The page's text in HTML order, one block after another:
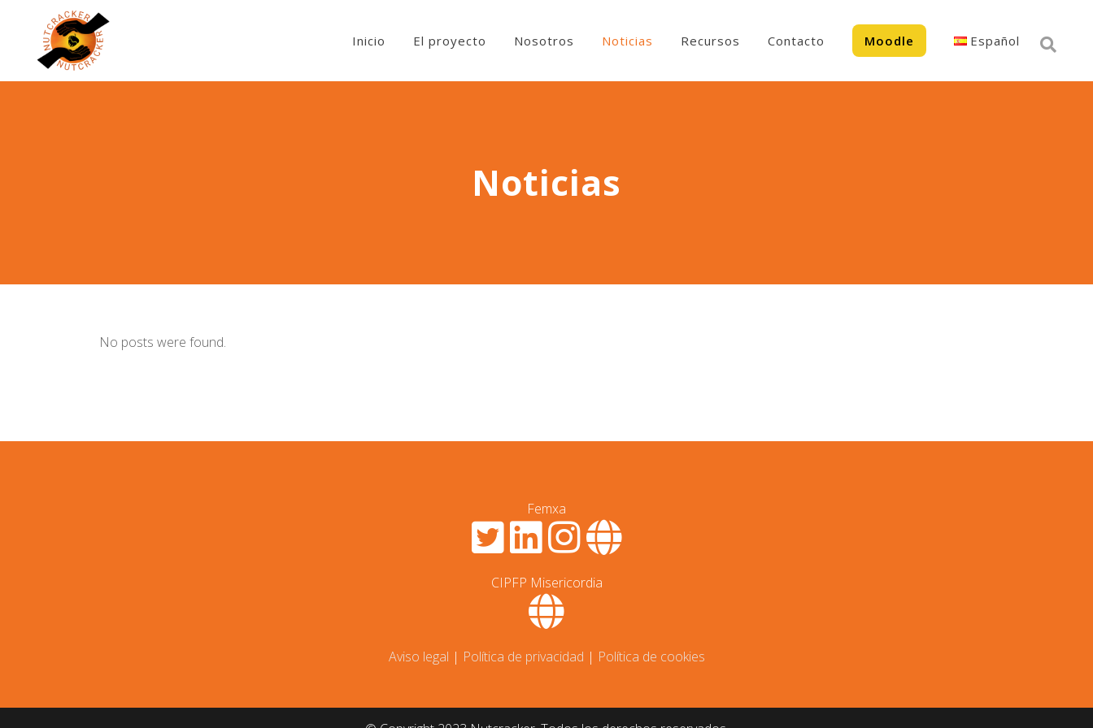
Inicio El proyecto Nosotros Noticias Recursos Contacto Moodle Español
Noticias
No posts were found.
Femxa
CIPFP Misericordia
Aviso legal | Política de privacidad | Política de cookies